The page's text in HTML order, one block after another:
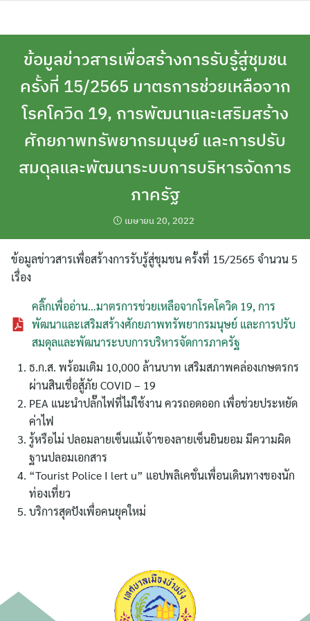
ค้นหา
สำหรับ:
ข้อมูลข่าวสารเพื่อสร้างการรับรู้สู่ชุมชน
ครั้งที่ 15/2565 มาตรการช่วยเหลือจาก
โรคโควิด 19, การพัฒนาและเสริมสร้าง
ศักยภาพทรัพยากรมนุษย์ และการปรับ
สมดุลและพัฒนาระบบการบริหารจัดการ
ภาครัฐ
เมษายน 20, 2022
ข้อมูลข่าวสารเพื่อสร้างการรับรู้สู่ชุมชน ครั้งที่ 15/2565 จำนวน 5
เรื่อง
คลิ๊กเพื่ออ่าน…มาตรการช่วยเหลือจากโรคโควิด 19, การ
พัฒนาและเสริมสร้างศักยภาพทรัพยากรมนุษย์ และการปรับ
สมดุลและพัฒนาระบบการบริหารจัดการภาครัฐ
ธ.ก.ส. พร้อมเติม 10,000 ล้านบาท เสริมสภาพคล่องเกษตรกร
ผ่านสินเชื่อสู้ภัย COVID – 19
PEA แนะนำปลั๊กไฟที่ไม่ใช้งาน ควรถอดออก เพื่อช่วยประหยัด
ค่าไฟ
รู้หรือไม่ ปลอมลายเซ็นแม้เจ้าของลายเซ็นยินยอม มีความผิด
ฐานปลอมเอกสาร
“Tourist Police I lert u” แอปพลิเคชั่นเพื่อนเดินทางของนัก
ท่องเที่ยว
บริการสุดปังเพื่อคนยุคใหม่